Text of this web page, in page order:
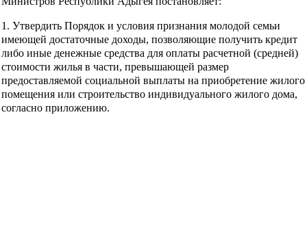
1. Утвердить Порядок и условия признания молодой семьи
имеющей достаточные доходы, позволяющие получить кредит
либо иные денежные средства для оплаты расчетной (средней)
стоимости жилья в части, превышающей размер
предоставляемой социальной выплаты на приобретение жилого
помещения или строительство индивидуального жилого дома,
согласно приложению.